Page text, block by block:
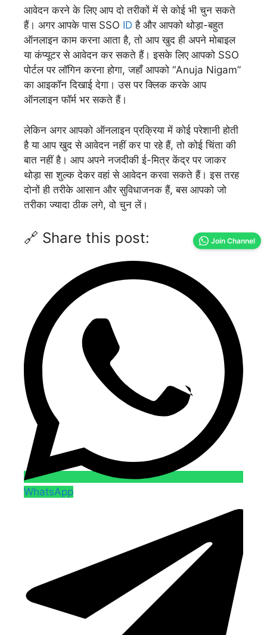
आवेदन करने के लिए आप दो तरीकों में से कोई भी चुन सकते
हैं। अगर आपके पास SSO IDहै और आपको थोड़ा-बहुत
ऑनलाइन काम करना आता है, तो आप खुद ही अपने मोबाइल
या कंप्यूटर से आवेदन कर सकते हैं। इसके लिए आपको SSO
पोर्टल पर लॉगिन करना होगा, जहाँ आपको “Anuja Nigam”
का आइकॉन दिखाई देगा। उस पर क्लिक करके आप
ऑनलाइन फॉर्म भर सकते हैं।
लेकिन अगर आपको ऑनलाइन प्रक्रिया में कोई परेशानी होती
है या आप खुद से आवेदन नहीं कर पा रहे हैं, तो कोई चिंता की
बात नहीं है। आप अपने नजदीकी ई-मित्र केंद्र पर जाकर
थोड़ा सा शुल्क देकर वहां से आवेदन करवा सकते हैं। इस तरह
दोनों ही तरीके आसान और सुविधाजनक हैं, बस आपको जो
तरीका ज्यादा ठीक लगे, वो चुन लें।
🔗 Share this post:
WhatsApp
Join Channel